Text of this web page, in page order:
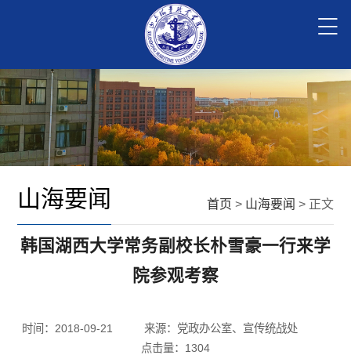
首页 > 山海要闻 > 正文
山海要闻
韩国湖西大学常务副校长朴雪豪一行来学
院参观考察
时间：2018-09-21
来源：党政办公室、宣传统战处
点击量： 1304